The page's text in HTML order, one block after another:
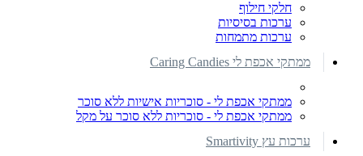
חלקי חילוף
ערכות בסיסיות
ערכות מתמחות
ממתקי אכפת לי Caring Candies
ממתקי אכפת לי - סוכריות אישיות ללא סוכר
ממתקי אכפת לי - סוכריות ללא סוכר על מקל
ערכות עץ Smartivity